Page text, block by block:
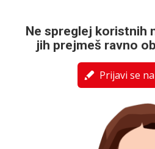
Ne spreglej koristnih
jih prejmeš ravno
Prijavi se